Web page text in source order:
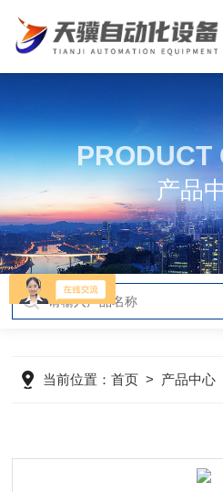
PRODUCT
产品
当前位置：首页 > 产品中心